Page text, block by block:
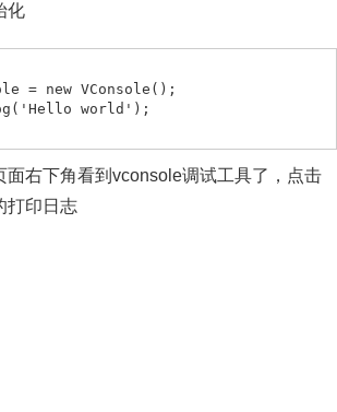
化
= new VConsole ();
( ' Hello world ' );
面右下角看到vconsole调试工具了，点击
打印日志